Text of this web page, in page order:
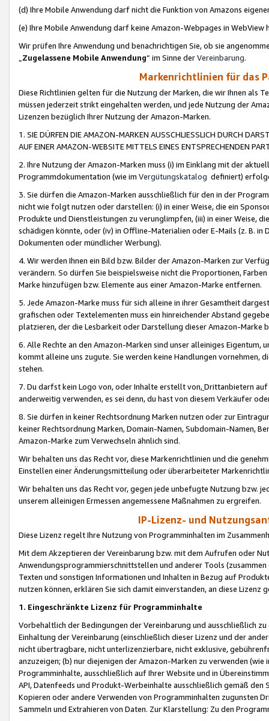
(d) Ihre Mobile Anwendung darf nicht die Funktion von Amazons
(e) Ihre Mobile Anwendung darf keine Amazon-Webpages in WebView
Wir prüfen Ihre Anwendung und benachrichtigen Sie, ob sie
„Zugelassene Mobile Anwendung“ im Sinne derVereinbarung.
Markenrichtlinien für das
Diese Richtlinien gelten für die Nutzung der Marken, die wir Ihnen als
müssen jederzeit strikt eingehalten werden, und jede Nutzung der
Lizenzen bezüglich Ihrer Nutzung der Amazon-Marken.
1. SIE DÜRFEN DIE AMAZON-MARKEN AUSSCHLIESSLICH DURCH
AUF EINER AMAZON-WEBSITE MITTELS EINES ENTSPRECHENDEN
2. Ihre Nutzung der Amazon-Marken muss (i) im Einklang mit der
Programmdokumentation (wie im Vergütungskatalog definiert)
3. Sie dürfen die Amazon-Marken ausschließlich für den in der
nicht wie folgt nutzen oder darstellen: (i) in einer Weise, die ein
Produkte und Dienstleistungen zu verunglimpfen, (iii) in einer Weise,
schädigen könnte, oder (iv) in Offline-Materialien oder E-Mails (z. B. in
Dokumenten oder mündlicher Werbung).
4. Wir werden Ihnen ein Bild bzw. Bilder der Amazon-Marken zur
verändern. So dürfen Sie beispielsweise nicht die Proportionen,
Marke hinzufügen bzw. Elemente aus einer Amazon-Marke entfernen.
5. Jede Amazon-Marke muss für sich alleine in ihrer Gesamtheit
grafischen oder Textelementen muss ein hinreichender Abstand
platzieren, der die Lesbarkeit oder Darstellung dieser Amazon-Marke
6. Alle Rechte an den Amazon-Marken sind unser alleiniges
kommt alleine uns zugute. Sie werden keine Handlungen vornehmen,
stehen.
7. Du darfst kein Logo von, oder Inhalte erstellt von,Drittanbietern auf
anderweitig verwenden, es sei denn, du hast von diesem Verkäufer
8. Sie dürfen in keiner Rechtsordnung Marken nutzen oder zur
keiner Rechtsordnung Marken, Domain-Namen, Subdomain-Namen,
Amazon-Marke zum Verwechseln ähnlich sind.
Wir behalten uns das Recht vor, diese Markenrichtlinien und die
Einstellen einer Änderungsmitteilung oder überarbeiteter
Wir behalten uns das Recht vor, gegen jede unbefugte Nutzung bzw.
unserem alleinigen Ermessen angemessene Maßnahmen zu ergreifen.
IP-Lizenz- und
Diese Lizenz regelt Ihre Nutzung von Programminhalten im
Mit dem Akzeptieren der Vereinbarung bzw. mit dem Aufrufen oder
Anwendungsprogrammierschnittstellen und anderer Tools (zusammen
Texten und sonstigen Informationen und Inhalten in Bezug auf
nutzen können, erklären Sie sich damit einverstanden, an diese Lizenz
1. Eingeschränkte Lizenz für Programminhalte
Vorbehaltlich der Bedingungen der Vereinbarung und ausschließlich
Einhaltung der Vereinbarung (einschließlich dieser Lizenz und der
nicht übertragbare, nicht unterlizenzierbare, nicht exklusive,
anzuzeigen; (b) nur diejenigen der Amazon-Marken zu verwenden
Programminhalte, ausschließlich auf Ihrer Website und in
API, Datenfeeds und Produkt-Werbeinhalte ausschließlich gemäß
Kopieren oder andere Verwenden von Programminhalten zugunsten
Sammeln und Extrahieren von Daten. Zur Klarstellung: Zu den